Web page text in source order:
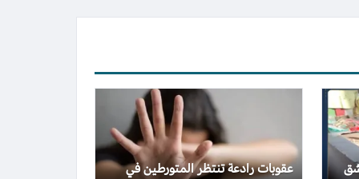
عقوبات رادعة تنتظر المتورطين في